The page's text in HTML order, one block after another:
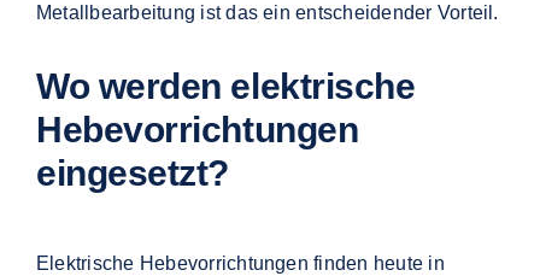
Metallbearbeitung ist das ein entscheidender Vorteil.
Wo werden elektrische
Hebevorrichtungen
eingesetzt?
Elektrische Hebevorrichtungen finden heute in